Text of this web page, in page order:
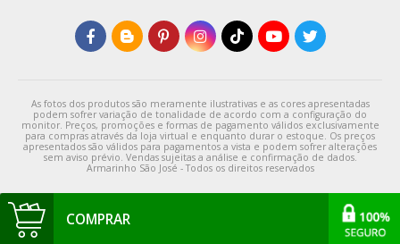
COMPRAR
As fotos dos produtos são meramente ilustrativas e as cores apresentadas
podem sofrer variação de tonalidade de acordo com a configuração do
monitor. Preços, promoções e formas de pagamento válidos exclusivamente
para compras através da loja virtual e enquanto durar o estoque. Os preços
apresentados são válidos para pagamentos a vista e podem sofrer alterações
sem aviso prévio. Vendas sujeitas a análise e confirmação de dados.
Armarinho São José - Todos os direitos reservados